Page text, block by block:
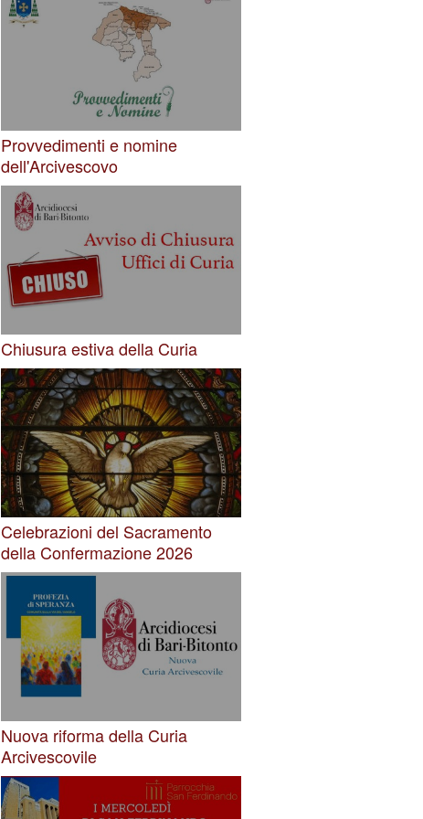
Provvedimenti e nomine
dell'Arcivescovo
Chiusura estiva della Curia
Celebrazioni del Sacramento
della Confermazione 2026
Nuova riforma della Curia
Arcivescovile